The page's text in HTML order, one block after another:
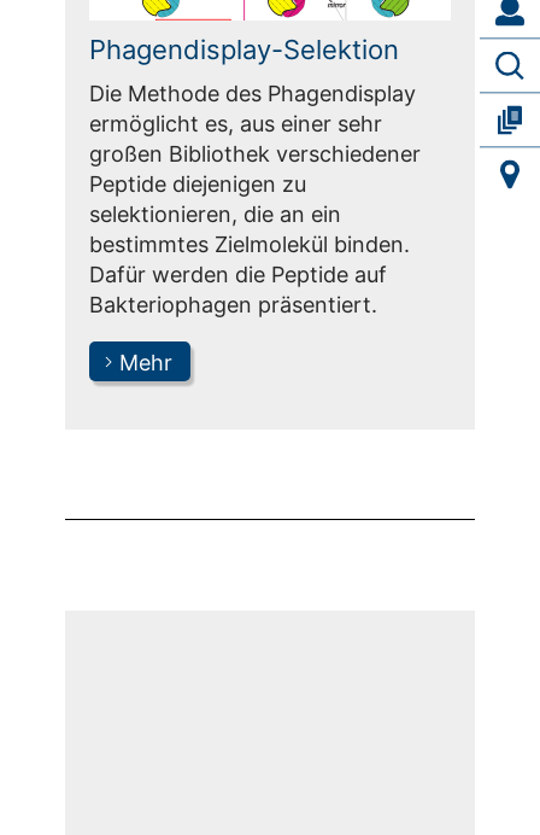
Phagendisplay-Selektion
Die Methode des Phagendisplay
ermöglicht es, aus einer sehr
großen Bibliothek verschiedener
Peptide diejenigen zu
selektionieren, die an ein
bestimmtes Zielmolekül binden.
Dafür werden die Peptide auf
Bakteriophagen präsentiert.
Mehr